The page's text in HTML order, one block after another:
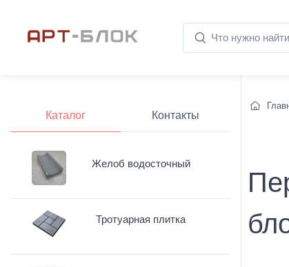
Каталог Контакты
Желоб водосточный
Тротуарная плитка